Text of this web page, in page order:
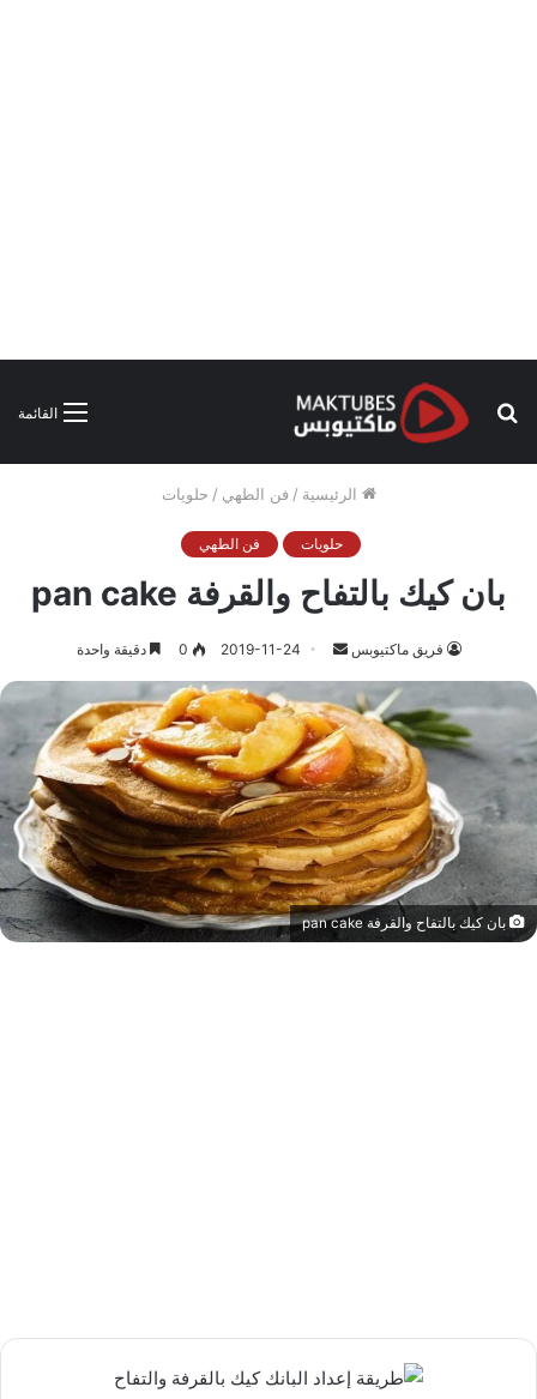
القائمة
بحث
الرئيسية / فن الطهي / حلويات
حلويات فن الطهي
بان كيك بالتفاح والقرفة pan cake
فريق ماكتيوبس
أرسل
إلكترونيا
2019-11-24
0 دقيقة واحدة
بان كيك بالتفاح والقرفة pan cake